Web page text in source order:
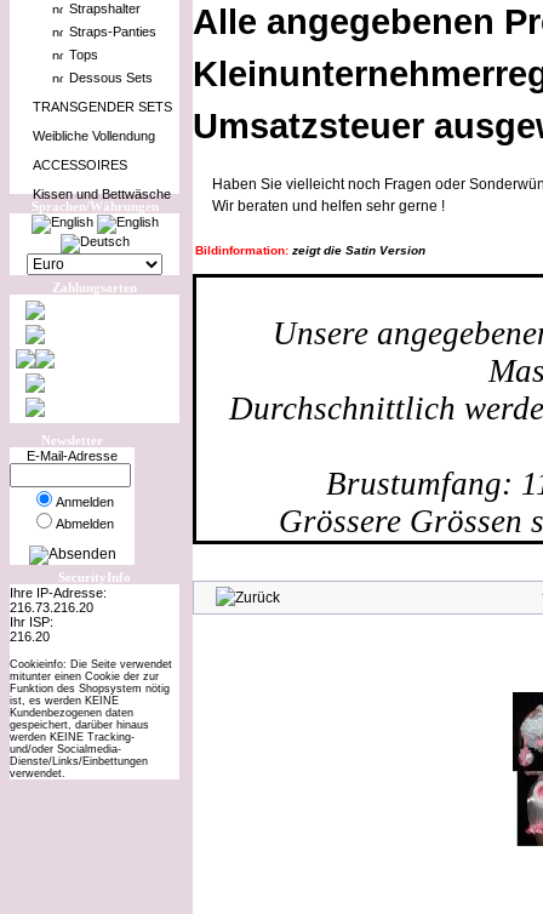
Strapshalter
Straps-Panties
Tops
Dessous Sets
TRANSGENDER SETS
Weibliche Vollendung
ACCESSOIRES
Kissen und Bettwäsche
Sprachen/Währungen
Zahlungsarten
Newsletter
E-Mail-Adresse
Anmelden
Abmelden
SecurityInfo
Ihre IP-Adresse:
216.73.216.20
Ihr ISP:
216.20
Cookieinfo: Die Seite verwendet
mitunter einen Cookie der zur
Funktion des Shopsystem nötig
ist, es werden KEINE
Kundenbezogenen daten
gespeichert, darüber hinaus
werden KEINE Tracking-
und/oder Socialmedia-
Dienste/Links/Einbettungen
verwendet.
Alle angegebenen
Umsatzsteuer
Haben Sie vielleicht noch Fragen oder
Wir beraten und helfen sehr gerne !
Bildinformation: zeigt die Satin Version
Unsere
Durchschnittlich
Brustumfang:
Grössere Grössen